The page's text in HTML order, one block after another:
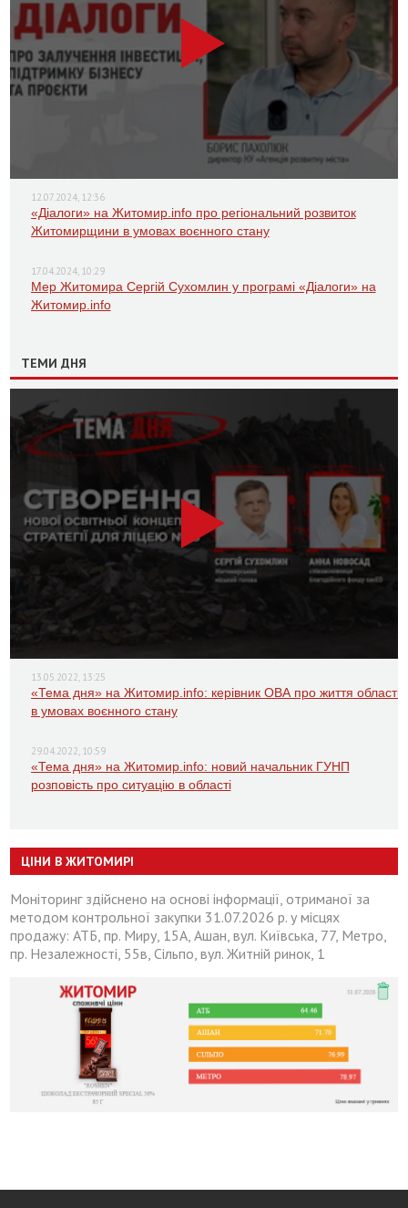
12.07.2024, 12:36
«Діалоги» на Житомир.info про регіональний розвиток
Житомирщини в умовах воєнного стану
17.04.2024, 10:29
Мер Житомира Сергій Сухомлин у програмі «Діалоги» на
Житомир.info
ТЕМИ ДНЯ
13.05.2022, 13:25
«Тема дня» на Житомир.info: керівник ОВА про життя області
в умовах воєнного стану
29.04.2022, 10:59
«Тема дня» на Житомир.info: новий начальник ГУНП
розповість про ситуацію в області
ЦІНИ В ЖИТОМИРІ
Моніторинг здійснено на основі інформації, отриманої за
методом контрольної закупки 31.07.2026 р. у місцях
продажу: АТБ, пр. Миру, 15А, Ашан, вул. Київська, 77, Метро,
пр. Незалежності, 55в, Сільпо, вул. Житній ринок, 1